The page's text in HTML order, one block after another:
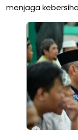
menjaga